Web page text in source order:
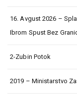
16. Avgust 2026 –
Ibrom Spust Bez
2-Zubin Potok
2019 – Ministarstvo